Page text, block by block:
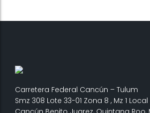
Carretera Federal Cancún – Tulum
Smz 308 Lote 33-01 Zona 8 , Mz 1 Local